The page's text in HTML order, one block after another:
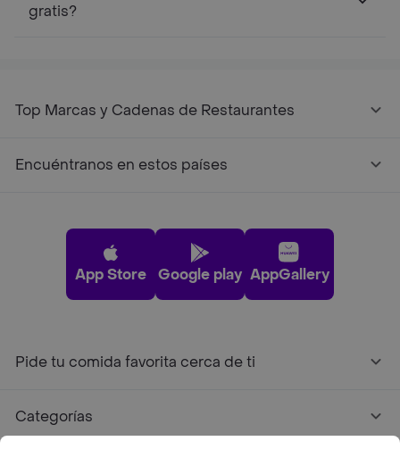
gratis?
Top Marcas y Cadenas de Restaurantes
Encuéntranos en estos países
App Store Google play AppGallery
Pide tu comida favorita cerca de ti
Categorías